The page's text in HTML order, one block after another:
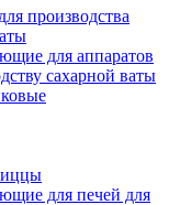
производства
для аппаратов
сахарной ваты
для печей для